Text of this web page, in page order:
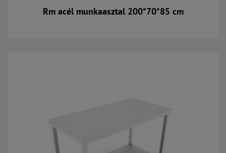
Rm acél munkaasztal 200*70*85 cm